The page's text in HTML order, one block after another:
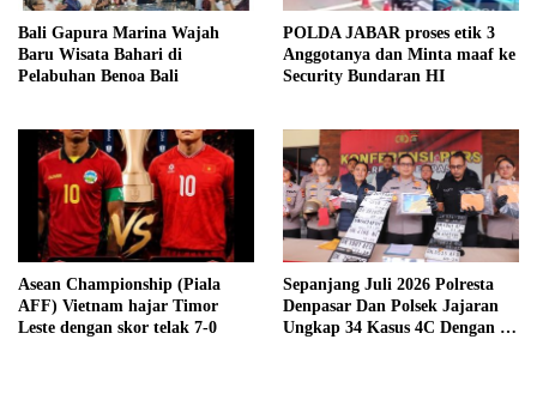
Bali Gapura Marina Wajah
Baru Wisata Bahari di
Pelabuhan Benoa Bali
POLDA JABAR proses etik 3
Anggotanya dan Minta maaf ke
Security Bundaran HI
Asean Championship (Piala
AFF) Vietnam hajar Timor
Leste dengan skor telak 7-0
Sepanjang Juli 2026 Polresta
Denpasar Dan Polsek Jajaran
Ungkap 34 Kasus 4C Dengan 42